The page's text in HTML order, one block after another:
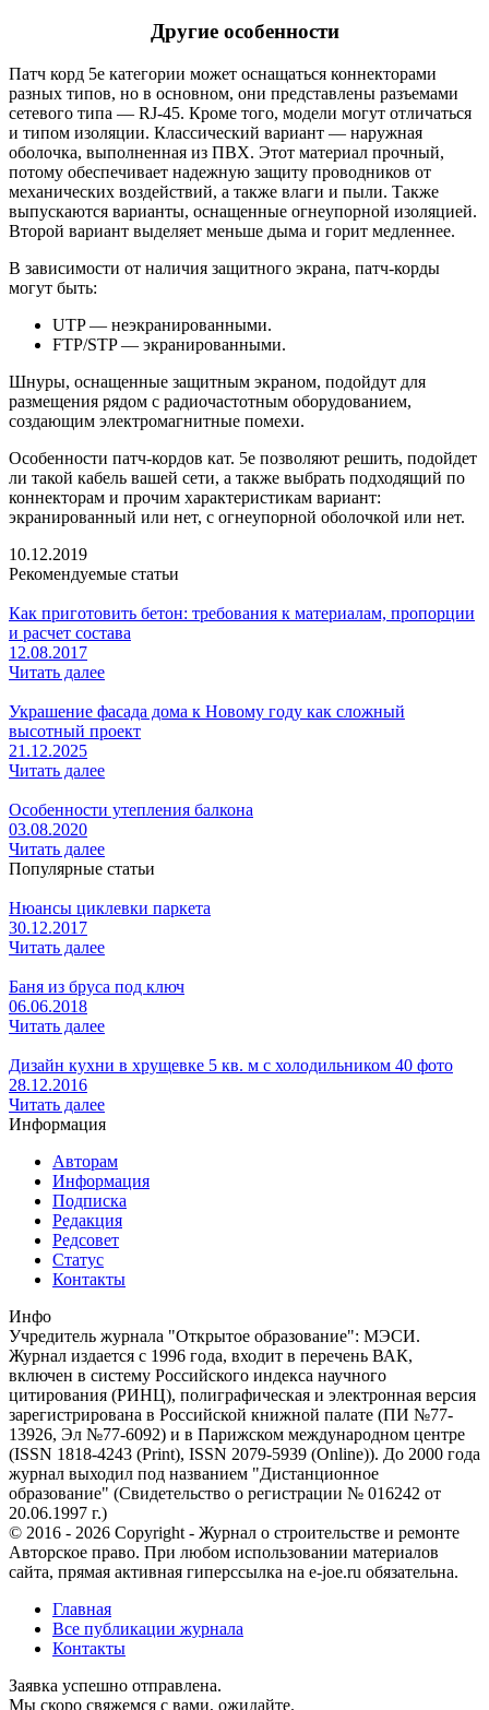
Другие особенности
Патч корд 5е категории может оснащаться коннекторами
разных типов, но в основном, они представлены разъемами
сетевого типа — RJ-45. Кроме того, модели могут отличаться
и типом изоляции. Классический вариант — наружная
оболочка, выполненная из ПВХ. Этот материал прочный,
потому обеспечивает надежную защиту проводников от
механических воздействий, а также влаги и пыли. Также
выпускаются варианты, оснащенные огнеупорной изоляцией.
Второй вариант выделяет меньше дыма и горит медленнее.
В зависимости от наличия защитного экрана, патч-корды
могут быть:
UTP — неэкранированными.
FTP/STP — экранированными.
Шнуры, оснащенные защитным экраном, подойдут для
размещения рядом с радиочастотным оборудованием,
создающим электромагнитные помехи.
Особенности патч-кордов кат. 5е позволяют решить, подойдет
ли такой кабель вашей сети, а также выбрать подходящий по
коннекторам и прочим характеристикам вариант:
экранированный или нет, с огнеупорной оболочкой или нет.
10.12.2019
Рекомендуемые статьи
Как приготовить бетон: требования к материалам, пропорции
и расчет состава
12.08.2017
Читать далее
Украшение фасада дома к Новому году как сложный
высотный проект
21.12.2025
Читать далее
Особенности утепления балкона
03.08.2020
Читать далее
Популярные статьи
Нюансы циклевки паркета
30.12.2017
Читать далее
Баня из бруса под ключ
06.06.2018
Читать далее
Дизайн кухни в хрущевке 5 кв. м с холодильником 40 фото
28.12.2016
Читать далее
Информация
Авторам
Информация
Подписка
Редакция
Редсовет
Статус
Контакты
Инфо
Учредитель журнала "Открытое образование": МЭСИ.
Журнал издается с 1996 года, входит в перечень ВАК,
включен в систему Российского индекса научного
цитирования (РИНЦ), полиграфическая и электронная версия
зарегистрирована в Российской книжной палате (ПИ №77-
13926, Эл №77-6092) и в Парижском международном центре
(ISSN 1818-4243 (Print), ISSN 2079-5939 (Online)). До 2000 года
журнал выходил под названием "Дистанционное
образование" (Свидетельство о регистрации № 016242 от
20.06.1997 г.)
© 2016 - 2026 Copyright - Журнал о строительстве и ремонте
Авторское право. При любом использовании материалов
сайта, прямая активная гиперссылка на e-joe.ru обязательна.
Главная
Все публикации журнала
Контакты
Заявка успешно отправлена.
Мы скоро свяжемся с вами, ожидайте.